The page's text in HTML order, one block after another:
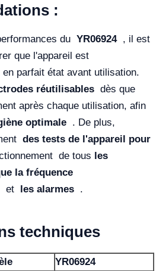
:
du YR06924, il est
que l'appareil est
en parfait état avant utilisation.
réutilisables dès que
après chaque utilisation, afin
optimale . De plus,
des tests de l'appareil pour
de tous les
la fréquence
et les alarmes .
techniques
YR06924